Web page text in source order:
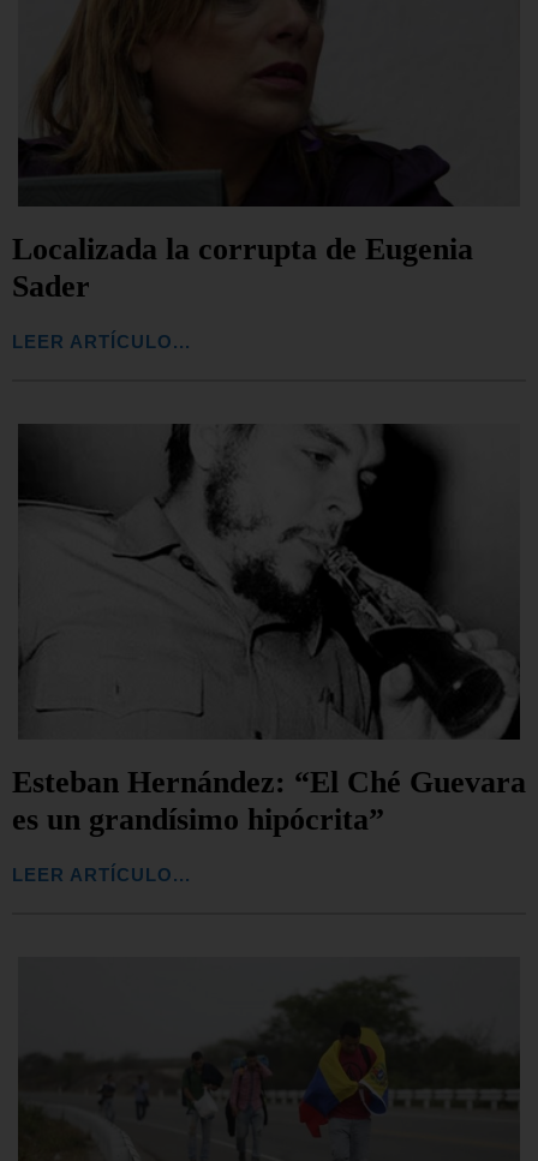
Localizada la corrupta de Eugenia
Sader
LEER ARTÍCULO...
Esteban Hernández: “El Ché Guevara
es un grandísimo hipócrita”
LEER ARTÍCULO...